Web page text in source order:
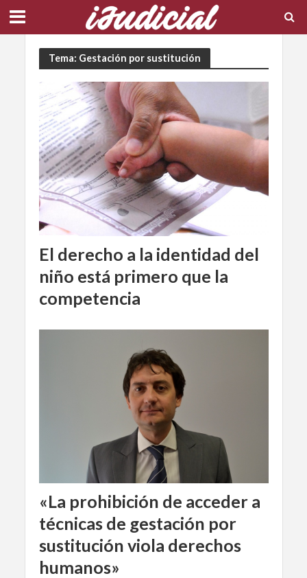
Tema: Gestación por sustitución
El derecho a la identidad del
niño está primero que la
competencia
«La prohibición de acceder a
técnicas de gestación por
sustitución viola derechos
humanos»